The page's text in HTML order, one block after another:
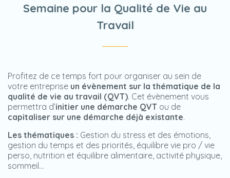
Semaine pour la Qualité de Vie au
Travail
Profitez de ce temps fort pour organiser au sein de
votre entreprise un évènement sur la thématique de la
qualité de vie au travail (QVT). Cet évènement vous
permettra d’initier une démarche QVT ou de
capitaliser sur une démarche déjà existante.
Les thématiques : Gestion du stress et des émotions,
gestion du temps et des priorités, équilibre vie pro / vie
perso, nutrition et équilibre alimentaire, activité physique,
sommeil…